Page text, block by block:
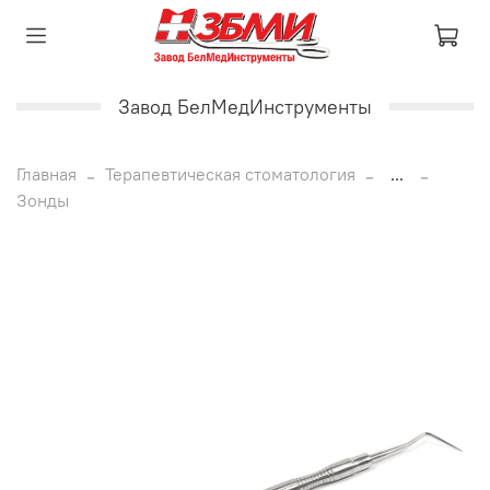
Завод БелМедИнструменты
Главная Терапевтическая стоматология
...
Зонды